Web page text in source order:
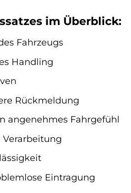
im Überblick:
Fahrzeugs
Handling
Rückmeldung
angenehmes Fahrgefühl
Eintragung